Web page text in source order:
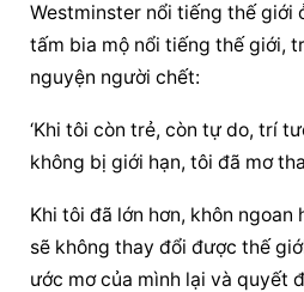
Westminster nổi tiếng thế giới
tấm bia mộ nổi tiếng thế giới,
nguyện người chết:
‘Khi tôi còn trẻ, còn tự do, trí
không bị giới hạn, tôi đã mơ
Khi tôi đã lớn hơn, khôn ngoan
sẽ không thay đổi được thế
ước mơ của mình lại và quyết